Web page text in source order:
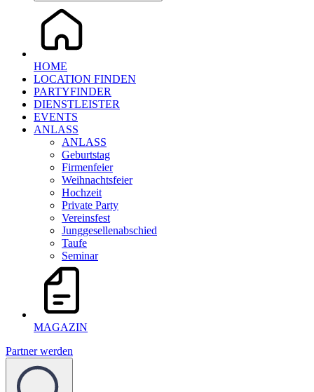
HOME
LOCATION FINDEN
PARTYFINDER
DIENSTLEISTER
EVENTS
ANLASS
ANLASS
Geburtstag
Firmenfeier
Weihnachtsfeier
Hochzeit
Private Party
Vereinsfest
Junggesellenabschied
Taufe
Seminar
MAGAZIN
Partner werden